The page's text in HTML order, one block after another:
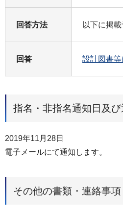
回答方法 以下に掲
回答 設計図書
指名・非指名通知日及
2019年11月28日
電子メールにて通知します。
その他の書類・連絡事項